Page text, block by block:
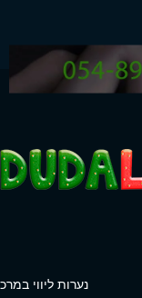
נערות ליווי